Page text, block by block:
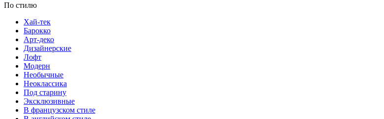
По стилю
Хай-тек
Барокко
Арт-деко
Дизайнерские
Лофт
Модерн
Необычные
Неоклассика
Под старину
Эксклюзивные
В французском стиле